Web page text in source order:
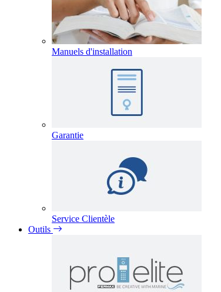
Manuels d'installation
Garantie
Service Clientèle
Outils